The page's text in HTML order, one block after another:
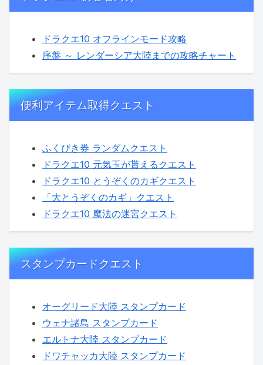
ドラクエ10 オフラインモード攻略
序盤 ～ レンダーシア大陸までの攻略チャート
便利アイテム取得クエスト
ふくびき券 ランダムクエスト
ドラクエ10 元気玉が貰えるクエスト
ドラクエ10 とうぞくのカギクエスト
「大とうぞくのカギ」クエスト
ドラクエ10 魔法の迷宮クエスト
スタンプカードクエスト
オーグリード大陸 スタンプカード
ウェナ諸島 スタンプカード
エルトナ大陸 スタンプカード
ドワチャッカ大陸 スタンプカード